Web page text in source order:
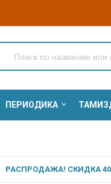
ПЕРИОДИКА
РАСПРОДАЖА! СКИДКА